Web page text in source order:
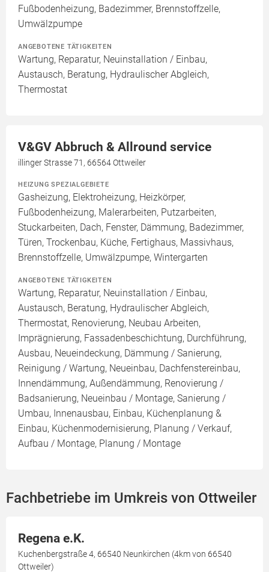
Fußbodenheizung, Badezimmer, Brennstoffzelle,
Umwälzpumpe
ANGEBOTENE TÄTIGKEITEN
Wartung, Reparatur, Neuinstallation / Einbau,
Austausch, Beratung, Hydraulischer Abgleich,
Thermostat
V&GV Abbruch & Allround service
illinger Strasse 71, 66564 Ottweiler
HEIZUNG SPEZIALGEBIETE
Gasheizung, Elektroheizung, Heizkörper,
Fußbodenheizung, Malerarbeiten, Putzarbeiten,
Stuckarbeiten, Dach, Fenster, Dämmung, Badezimmer,
Türen, Trockenbau, Küche, Fertighaus, Massivhaus,
Brennstoffzelle, Umwälzpumpe, Wintergarten
ANGEBOTENE TÄTIGKEITEN
Wartung, Reparatur, Neuinstallation / Einbau,
Austausch, Beratung, Hydraulischer Abgleich,
Thermostat, Renovierung, Neubau Arbeiten,
Imprägnierung, Fassadenbeschichtung, Durchführung,
Ausbau, Neueindeckung, Dämmung / Sanierung,
Reinigung / Wartung, Neueinbau, Dachfenstereinbau,
Innendämmung, Außendämmung, Renovierung /
Badsanierung, Neueinbau / Montage, Sanierung /
Umbau, Innenausbau, Einbau, Küchenplanung &
Einbau, Küchenmodernisierung, Planung / Verkauf,
Aufbau / Montage, Planung / Montage
Fachbetriebe im Umkreis von Ottweiler
Regena e.K.
Kuchenbergstraße 4, 66540 Neunkirchen (4km von 66540
Ottweiler)